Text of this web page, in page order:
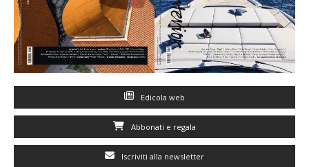
Edicola web
Abbonati e regala
Iscriviti alla newsletter